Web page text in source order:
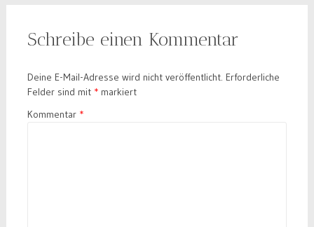
Schreibe einen Kommentar
Deine E-Mail-Adresse wird nicht veröffentlicht. Erforderliche
Felder sind mit *markiert
Kommentar *